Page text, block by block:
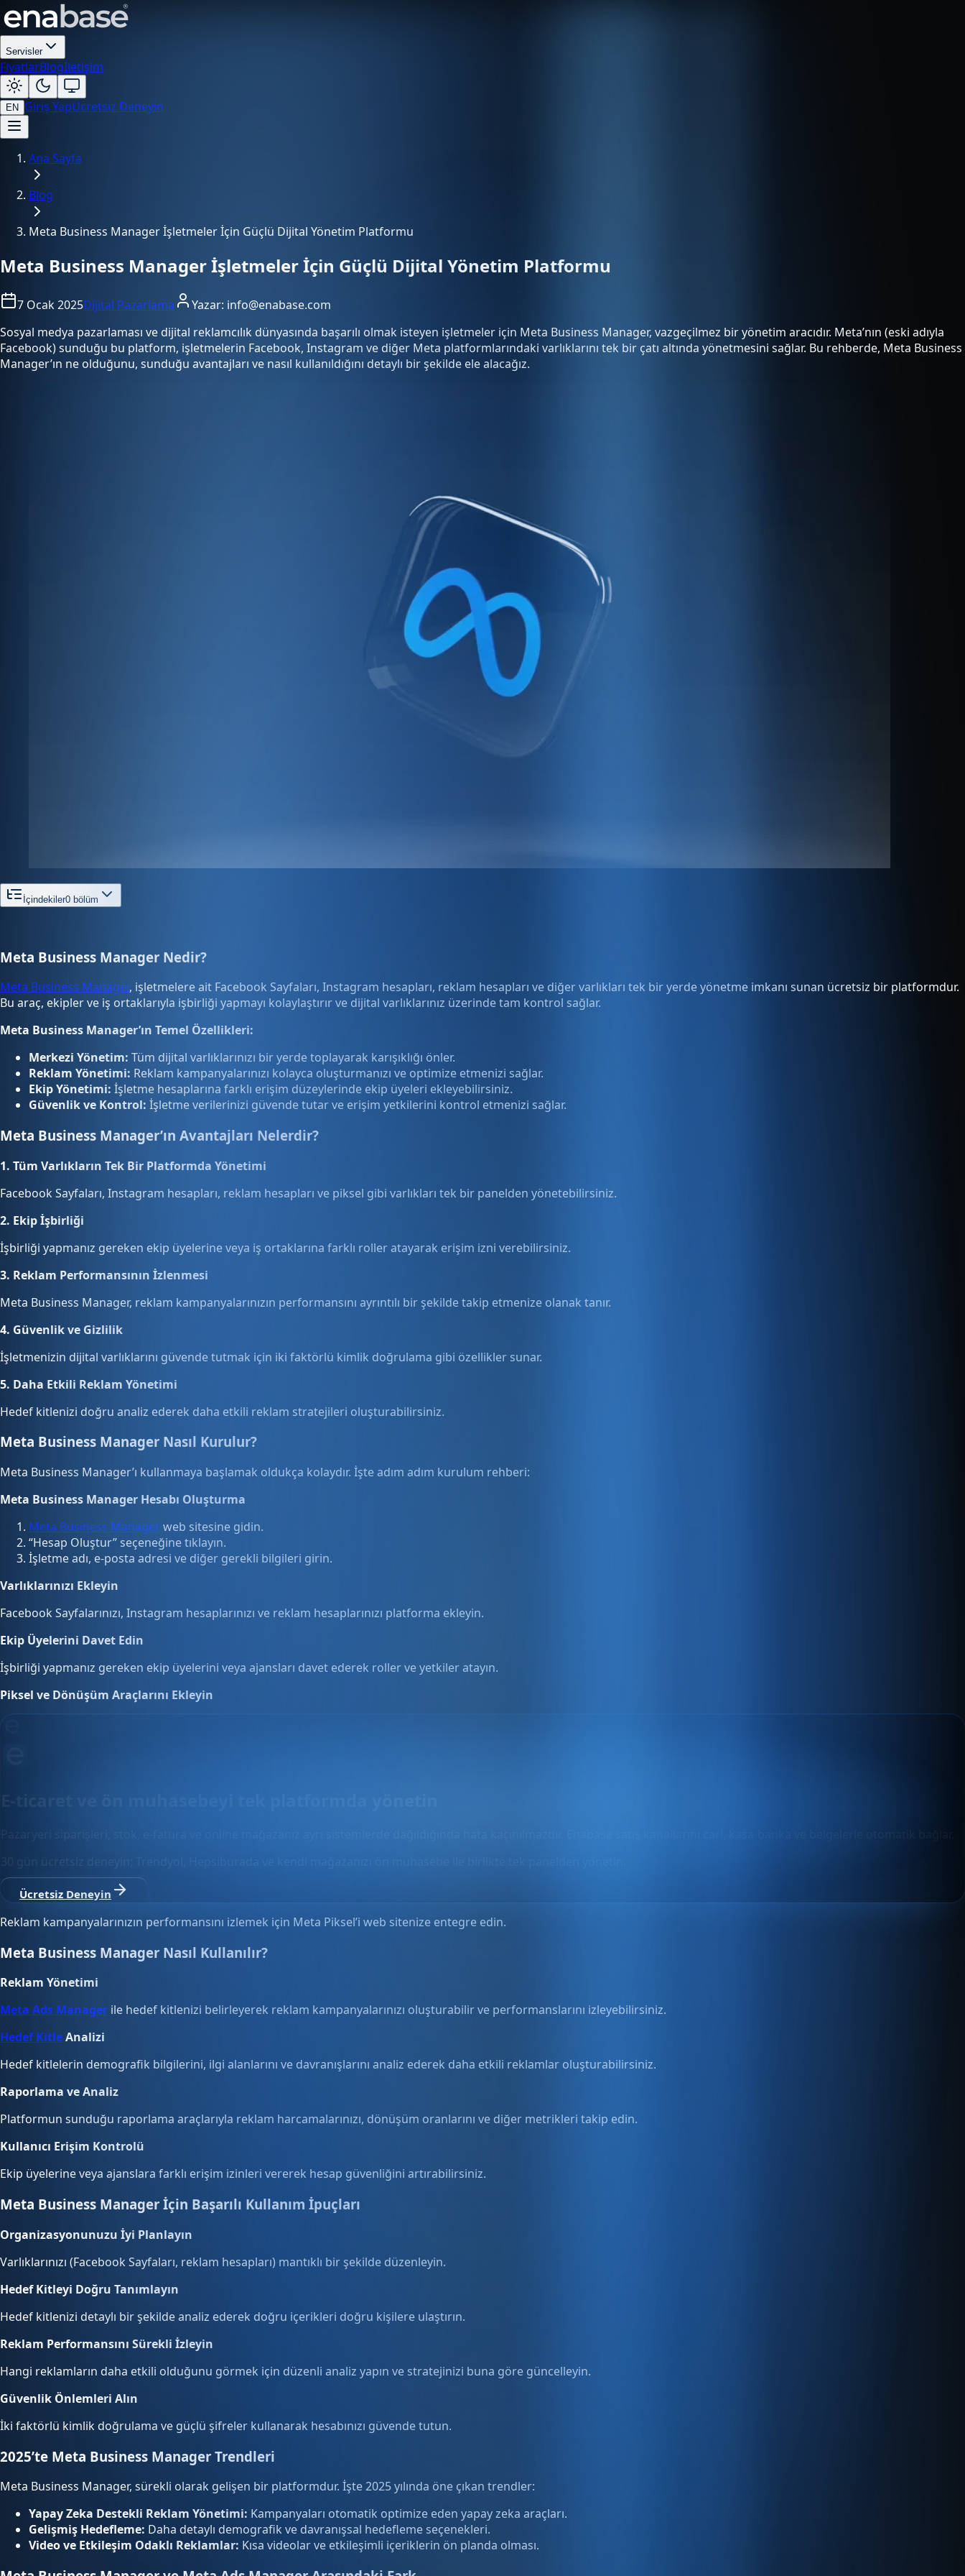
Servisler
FiyatlarBlogİletişim
EN Giriş YapÜcretsiz Deneyin
Ana Sayfa
Blog
Meta Business Manager İşletmeler İçin Güçlü Dijital Yönetim Platformu
Meta Business Manager İşletmeler İçin Güçlü Dijital Yönetim Platformu
7 Ocak 2025Dijital Pazarlama Yazar: info@enabase.com
Sosyal medya pazarlaması ve dijital reklamcılık dünyasında başarılı olmak isteyen işletmeler için Meta Business Manager, vazgeçilmez bir yönetim aracıdır. Meta’nın (eski adıyla
Facebook) sunduğu bu platform, işletmelerin Facebook, Instagram ve diğer Meta platformlarındaki varlıklarını tek bir çatı altında yönetmesini sağlar. Bu rehberde, Meta Business
Manager’ın ne olduğunu, sunduğu avantajları ve nasıl kullanıldığını detaylı bir şekilde ele alacağız.
İçindekiler0 bölüm
Meta Business Manager Nedir?
Meta Business Manager, işletmelere ait Facebook Sayfaları, Instagram hesapları, reklam hesapları ve diğer varlıkları tek bir yerde yönetme imkanı sunan ücretsiz bir platformdur.
Bu araç, ekipler ve iş ortaklarıyla işbirliği yapmayı kolaylaştırır ve dijital varlıklarınız üzerinde tam kontrol sağlar.
Meta Business Manager’ın Temel Özellikleri:
Merkezi Yönetim: Tüm dijital varlıklarınızı bir yerde toplayarak karışıklığı önler.
Reklam Yönetimi: Reklam kampanyalarınızı kolayca oluşturmanızı ve optimize etmenizi sağlar.
Ekip Yönetimi: İşletme hesaplarına farklı erişim düzeylerinde ekip üyeleri ekleyebilirsiniz.
Güvenlik ve Kontrol: İşletme verilerinizi güvende tutar ve erişim yetkilerini kontrol etmenizi sağlar.
Meta Business Manager’ın Avantajları Nelerdir?
1. Tüm Varlıkların Tek Bir Platformda Yönetimi
Facebook Sayfaları, Instagram hesapları, reklam hesapları ve piksel gibi varlıkları tek bir panelden yönetebilirsiniz.
2. Ekip İşbirliği
İşbirliği yapmanız gereken ekip üyelerine veya iş ortaklarına farklı roller atayarak erişim izni verebilirsiniz.
3. Reklam Performansının İzlenmesi
Meta Business Manager, reklam kampanyalarınızın performansını ayrıntılı bir şekilde takip etmenize olanak tanır.
4. Güvenlik ve Gizlilik
İşletmenizin dijital varlıklarını güvende tutmak için iki faktörlü kimlik doğrulama gibi özellikler sunar.
5. Daha Etkili Reklam Yönetimi
Hedef kitlenizi doğru analiz ederek daha etkili reklam stratejileri oluşturabilirsiniz.
Meta Business Manager Nasıl Kurulur?
Meta Business Manager’ı kullanmaya başlamak oldukça kolaydır. İşte adım adım kurulum rehberi:
Meta Business Manager Hesabı Oluşturma
Meta Business Managerweb sitesine gidin.
“Hesap Oluştur” seçeneğine tıklayın.
İşletme adı, e-posta adresi ve diğer gerekli bilgileri girin.
Varlıklarınızı Ekleyin
Facebook Sayfalarınızı, Instagram hesaplarınızı ve reklam hesaplarınızı platforma ekleyin.
Ekip Üyelerini Davet Edin
İşbirliği yapmanız gereken ekip üyelerini veya ajansları davet ederek roller ve yetkiler atayın.
Piksel ve Dönüşüm Araçlarını Ekleyin
Ücretsiz Deneyin
Reklam kampanyalarınızın performansını izlemek için Meta Piksel’i web sitenize entegre edin.
Meta Business Manager Nasıl Kullanılır?
Reklam Yönetimi
Meta Ads Manager ile hedef kitlenizi belirleyerek reklam kampanyalarınızı oluşturabilir ve performanslarını izleyebilirsiniz.
Hedef KitleAnalizi
Hedef kitlelerin demografik bilgilerini, ilgi alanlarını ve davranışlarını analiz ederek daha etkili reklamlar oluşturabilirsiniz.
Raporlama ve Analiz
Platformun sunduğu raporlama araçlarıyla reklam harcamalarınızı, dönüşüm oranlarını ve diğer metrikleri takip edin.
Kullanıcı Erişim Kontrolü
Ekip üyelerine veya ajanslara farklı erişim izinleri vererek hesap güvenliğini artırabilirsiniz.
Meta Business Manager İçin Başarılı Kullanım İpuçları
Organizasyonunuzu İyi Planlayın
Varlıklarınızı (Facebook Sayfaları, reklam hesapları) mantıklı bir şekilde düzenleyin.
Hedef Kitleyi Doğru Tanımlayın
Hedef kitlenizi detaylı bir şekilde analiz ederek doğru içerikleri doğru kişilere ulaştırın.
Reklam Performansını Sürekli İzleyin
Hangi reklamların daha etkili olduğunu görmek için düzenli analiz yapın ve stratejinizi buna göre güncelleyin.
Güvenlik Önlemleri Alın
İki faktörlü kimlik doğrulama ve güçlü şifreler kullanarak hesabınızı güvende tutun.
2025’te Meta Business Manager Trendleri
Meta Business Manager, sürekli olarak gelişen bir platformdur. İşte 2025 yılında öne çıkan trendler:
Yapay Zeka Destekli Reklam Yönetimi: Kampanyaları otomatik optimize eden yapay zeka araçları.
Gelişmiş Hedefleme: Daha detaylı demografik ve davranışsal hedefleme seçenekleri.
Video ve Etkileşim Odaklı Reklamlar: Kısa videolar ve etkileşimli içeriklerin ön planda olması.